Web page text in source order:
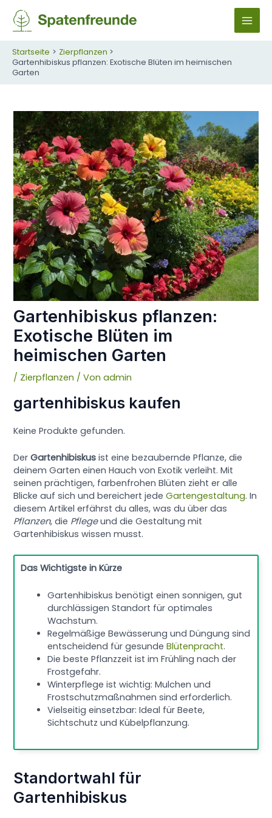
Inhalt
springen
M
M
E
N
U
Startseite
Zierpflanzen
Gartenhibiskus pflanzen: Exotische Blüten im heimischen
Garten
Gartenhibiskus pflanzen:
Exotische Blüten im
heimischen Garten
/ Zierpflanzen / Vonadmin
gartenhibiskus kaufen
Keine Produkte gefunden.
DerGartenhibiskus ist eine bezaubernde Pflanze, die
deinem Garten einen Hauch von Exotik verleiht. Mit
seinen prächtigen, farbenfrohen Blüten zieht er alle
Blicke auf sich und bereichert jedeGartengestaltung. In
diesem Artikel erfährst du alles, was du über das
Pflanzen, die Pflegeund die Gestaltung mit
Gartenhibiskus wissen musst.
Das Wichtigste in Kürze
Gartenhibiskus benötigt einen sonnigen, gut
durchlässigen Standort für optimales
Wachstum.
Regelmäßige Bewässerung und Düngung sind
entscheidend für gesundeBlütenpracht.
Die beste Pflanzzeit ist im Frühling nach der
Frostgefahr.
Winterpflege ist wichtig: Mulchen und
Frostschutzmaßnahmen sind erforderlich.
Vielseitig einsetzbar: Ideal für Beete,
Sichtschutz und Kübelpflanzung.
Standortwahl für
Gartenhibiskus